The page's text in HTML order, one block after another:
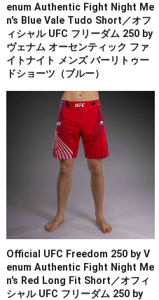
enum Authentic Fight Night Me
n's Blue Vale Tudo Short／オフ
ィシャル UFC フリーダム 250 by
ヴェナム オーセンティック ファ
イトナイト メンズ バーリトゥー
ドショーツ（ブルー）
Official UFC Freedom 250 by V
enum Authentic Fight Night Me
n's Red Long Fit Short／オフィ
シャル UFC フリーダム 250 by